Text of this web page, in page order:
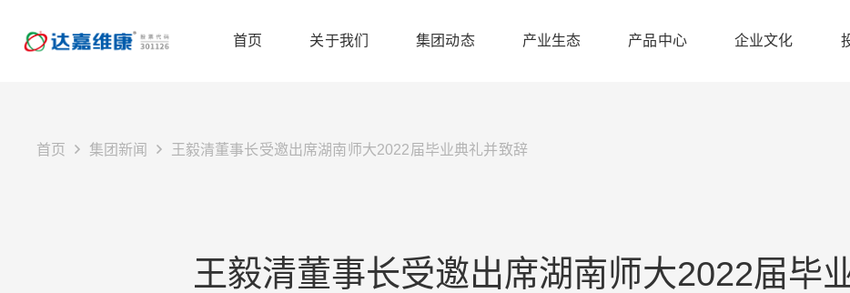
首页 关于我们 集团动态 产业生态 产品中心 企业文化
首页 集团新闻 王毅清董事长受邀出席湖南师大2022届毕业典礼并致辞
王毅清董事长受邀出席湖南师大2022届毕